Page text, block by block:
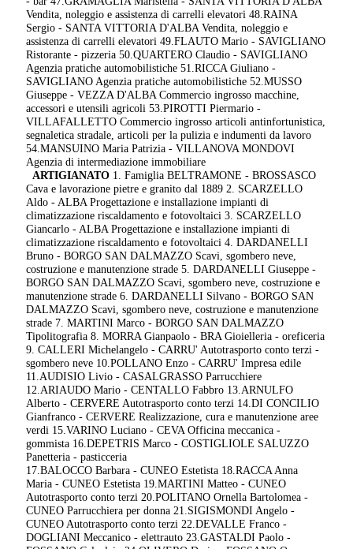
Vendita, noleggio e assistenza di carrelli elevatori 48.RAINA
Sergio - SANTA VITTORIA D'ALBA Vendita, noleggio e
assistenza di carrelli elevatori 49.FLAUTO Mario - SAVIGLIANO
Ristorante - pizzeria 50.QUARTERO Claudio - SAVIGLIANO
Agenzia pratiche automobilistiche 51.RICCA Giuliano -
SAVIGLIANO Agenzia pratiche automobilistiche 52.MUSSO
Giuseppe - VEZZA D'ALBA Commercio ingrosso macchine,
accessori e utensili agricoli 53.PIROTTI Piermario -
VILLAFALLETTO Commercio ingrosso articoli antinfortunistica,
segnaletica stradale, articoli per la pulizia e indumenti da lavoro
54.MANSUINO Maria Patrizia - VILLANOVA MONDOVI
Agenzia di intermediazione immobiliare
ARTIGIANATO 1. Famiglia BELTRAMONE - BROSSASCO
Cava e lavorazione pietre e granito dal 1889 2. SCARZELLO
Aldo - ALBA Progettazione e installazione impianti di
climatizzazione riscaldamento e fotovoltaici 3. SCARZELLO
Giancarlo - ALBA Progettazione e installazione impianti di
climatizzazione riscaldamento e fotovoltaici 4. DARDANELLI
Bruno - BORGO SAN DALMAZZO Scavi, sgombero neve,
costruzione e manutenzione strade 5. DARDANELLI Giuseppe -
BORGO SAN DALMAZZO Scavi, sgombero neve, costruzione e
manutenzione strade 6. DARDANELLI Silvano - BORGO SAN
DALMAZZO Scavi, sgombero neve, costruzione e manutenzione
strade 7. MARTINI Marco - BORGO SAN DALMAZZO
Tipolitografia 8. MORRA Gianpaolo - BRA Gioielleria - oreficeria
9. CALLERI Michelangelo - CARRU' Autotrasporto conto terzi -
sgombero neve 10.POLLANO Enzo - CARRU' Impresa edile
11.AUDISIO Livio - CASALGRASSO Parrucchiere
12.ARIAUDO Mario - CENTALLO Fabbro 13.ARNULFO
Alberto - CERVERE Autotrasporto conto terzi 14.DI CONCILIO
Gianfranco - CERVERE Realizzazione, cura e manutenzione aree
verdi 15.VARINO Luciano - CEVA Officina meccanica -
gommista 16.DEPETRIS Marco - COSTIGLIOLE SALUZZO
Panetteria - pasticceria
17.BALOCCO Barbara - CUNEO Estetista 18.RACCA Anna
Maria - CUNEO Estetista 19.MARTINI Matteo - CUNEO
Autotrasporto conto terzi 20.POLITANO Ornella Bartolomea -
CUNEO Parrucchiera per donna 21.SIGISMONDI Angelo -
CUNEO Autotrasporto conto terzi 22.DEVALLE Franco -
DOGLIANI Meccanico - elettrauto 23.GASTALDI Paolo -